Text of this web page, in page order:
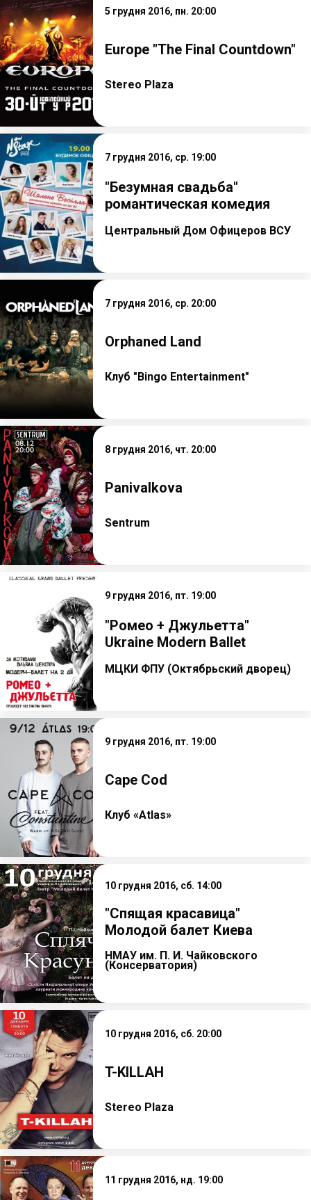
5 грудня 2016, пн. 20:00
Europe "The Final Countdown"
Stereo Plaza
7 грудня 2016, ср. 19:00
"Безумная свадьба"
романтическая комедия
Центральный Дом Офицеров ВСУ
7 грудня 2016, ср. 20:00
Orphaned Land
Клуб "Bingo Entertainment"
8 грудня 2016, чт. 20:00
Panivalkova
Sentrum
9 грудня 2016, пт. 19:00
"Ромео + Джульетта"
Ukraine Modern Ballet
МЦКИ ФПУ (Октябрьский дворец)
9 грудня 2016, пт. 19:00
Cape Cod
Клуб «Atlas»
10 грудня 2016, сб. 14:00
"Спящая красавица"
Молодой балет Киева
НМАУ им. П. И. Чайковского
(Консерватория)
10 грудня 2016, сб. 20:00
T-KILLAH
Stereo Plaza
11 грудня 2016, нд. 19:00